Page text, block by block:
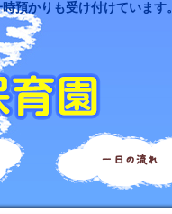
預かりも受け付けています
一日の流れ